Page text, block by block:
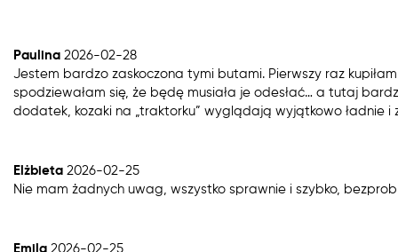
Paulina 2026-02-28
Jestem bardzo zaskoczona tymi butami. Pierwszy raz
spodziewałam się, że będę musiała je odesłać… a tutaj
dodatek, kozaki na „traktorku” wyglądają wyjątkowo ładnie i
Elżbieta 2026-02-25
Nie mam żadnych uwag, wszystko sprawnie i szybko,
Emila 2026-02-25